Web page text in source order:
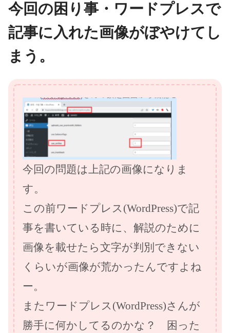
今回の困り事・ワードプレスで
記事に入れた画像がぼやけてし
まう。
今回の問題は上記の画像になりま
す。
この前ワードプレス(WordPress)で記
事を書いている時に、解説のために
画像を載せたら文字が判別できない
くらいが画像が荒かったんですよね
ー。
またワードプレス(WordPress)さんが
勝手に何かしてるのかな？ 困った